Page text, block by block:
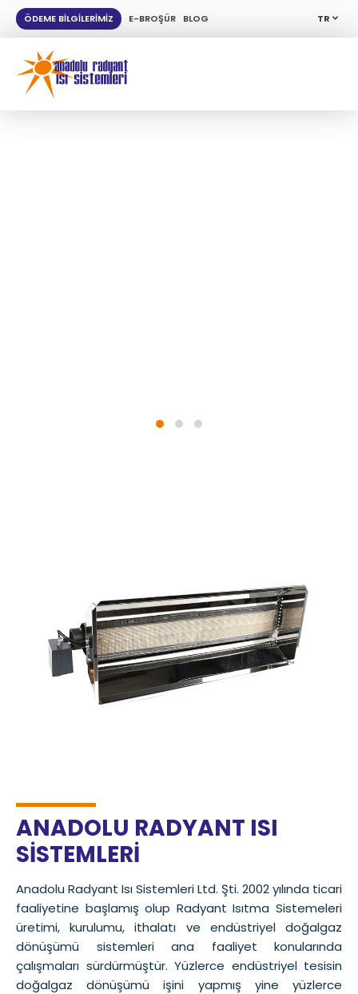
ÖDEME BİLGİLERİMİZ E-BROŞÜR BLOG TR
ANADOLU RADYANT ISI
SİSTEMLERİ
Anadolu Radyant Isı Sistemleri Ltd. Şti. 2002 yılında ticari
faaliyetine başlamış olup Radyant Isıtma Sistemeleri
üretimi, kurulumu, ithalatı ve endüstriyel doğalgaz
dönüşümü sistemleri ana faaliyet konularında
çalışmaları sürdürmüştür. Yüzlerce endüstriyel tesisin
doğalgaz dönüşümü işini yapmış yine yüzlerce